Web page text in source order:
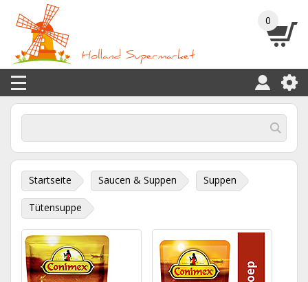
0
Startseite Saucen & Suppen Suppen
Tütensuppe